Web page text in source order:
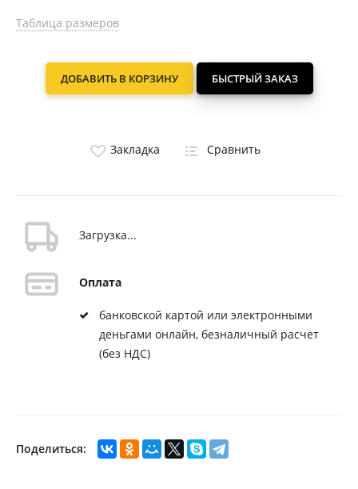
Таблица размеров
ДОБАВИТЬ В КОРЗИНУ БЫСТРЫЙ ЗАКАЗ
Закладка Сравнить
Загрузка...
Оплата
банковской картой или электронными
деньгами онлайн, безналичный расчет
(без НДС)
Поделиться: